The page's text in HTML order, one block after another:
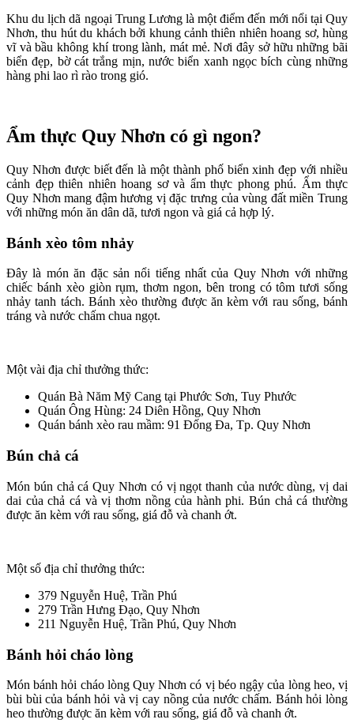
Khu du lịch dã ngoại Trung Lương là một điểm đến mới nổi tại Quy
Nhơn, thu hút du khách bởi khung cảnh thiên nhiên hoang sơ, hùng
vĩ và bầu không khí trong lành, mát mẻ. Nơi đây sở hữu những bãi
biển đẹp, bờ cát trắng mịn, nước biển xanh ngọc bích cùng những
hàng phi lao rì rào trong gió.
Ẩm thực Quy Nhơn có gì ngon?
Quy Nhơn được biết đến là một thành phố biển xinh đẹp với nhiều
cảnh đẹp thiên nhiên hoang sơ và ẩm thực phong phú. Ẩm thực
Quy Nhơn mang đậm hương vị đặc trưng của vùng đất miền Trung
với những món ăn dân dã, tươi ngon và giá cả hợp lý.
Bánh xèo tôm nhảy
Đây là món ăn đặc sản nổi tiếng nhất của Quy Nhơn với những
chiếc bánh xèo giòn rụm, thơm ngon, bên trong có tôm tươi sống
nhảy tanh tách. Bánh xèo thường được ăn kèm với rau sống, bánh
tráng và nước chấm chua ngọt.
Một vài địa chỉ thưởng thức:
Quán Bà Năm Mỹ Cang tại Phước Sơn, Tuy Phước
Quán Ông Hùng: 24 Diên Hồng, Quy Nhơn
Quán bánh xèo rau mầm: 91 Đống Đa, Tp. Quy Nhơn
Bún chả cá
Món bún chả cá Quy Nhơn có vị ngọt thanh của nước dùng, vị dai
dai của chả cá và vị thơm nồng của hành phi. Bún chả cá thường
được ăn kèm với rau sống, giá đỗ và chanh ớt.
Một số địa chỉ thưởng thức:
379 Nguyễn Huệ, Trần Phú
279 Trần Hưng Đạo, Quy Nhơn
211 Nguyễn Huệ, Trần Phú, Quy Nhơn
Bánh hỏi cháo lòng
Món bánh hỏi cháo lòng Quy Nhơn có vị béo ngậy của lòng heo, vị
bùi bùi của bánh hỏi và vị cay nồng của nước chấm. Bánh hỏi lòng
heo thường được ăn kèm với rau sống, giá đỗ và chanh ớt.